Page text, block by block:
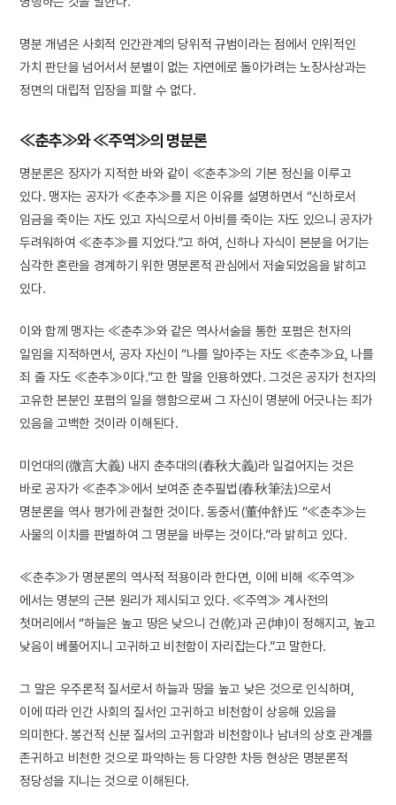
명분 개념은 사회적 인간관계의 당위적 규범이라는 점에서 인위적인
가치 판단을 넘어서서 분별이 없는 자연에로 돌아가려는 노장사상과는
정면의 대립적 입장을 피할 수 없다.
≪춘추≫와 ≪주역≫의 명분론
명분론은 장자가 지적한 바와 같이 ≪춘추≫의 기본 정신을 이루고
있다. 맹자는 공자가 ≪춘추≫를 지은 이유를 설명하면서 “신하로서
임금을 죽이는 자도 있고 자식으로서 아비를 죽이는 자도 있으니 공자가
두려워하여 ≪춘추≫를 지었다.”고 하여, 신하나 자식이 본분을 어기는
심각한 혼란을 경계하기 위한 명분론적 관심에서 저술되었음을 밝히고
있다.
이와 함께 맹자는 ≪춘추≫와 같은 역사서술을 통한 포폄은 천자의
일임을 지적하면서, 공자 자신이 “나를 알아주는 자도 ≪춘추≫요, 나를
죄 줄 자도 ≪춘추≫이다.”고 한 말을 인용하였다. 그것은 공자가 천자의
고유한 본분인 포폄의 일을 행함으로써 그 자신이 명분에 어긋나는 죄가
있음을 고백한 것이라 이해된다.
미언대의(微言大義) 내지 춘추대의(春秋大義)라 일컬어지는 것은
바로 공자가 ≪춘추≫에서 보여준 춘추필법(春秋筆法)으로서
명분론을 역사 평가에 관철한 것이다. 동중서(董仲舒)도 “≪춘추≫는
사물의 이치를 판별하여 그 명분을 바루는 것이다.”라 밝히고 있다.
≪춘추≫가 명분론의 역사적 적용이라 한다면, 이에 비해 ≪주역≫
에서는 명분의 근본 원리가 제시되고 있다. ≪주역≫ 계사전의
첫머리에서 “하늘은 높고 땅은 낮으니 건(乾)과 곤(坤)이 정해지고, 높고
낮음이 베풀어지니 고귀하고 비천함이 자리잡는다.”고 말한다.
그 말은 우주론적 질서로서 하늘과 땅을 높고 낮은 것으로 인식하며,
이에 따라 인간 사회의 질서인 고귀하고 비천함이 상응해 있음을
의미한다. 봉건적 신분 질서의 고귀함과 비천함이나 남녀의 상호 관계를
존귀하고 비천한 것으로 파악하는 등 다양한 차등 현상은 명분론적
정당성을 지니는 것으로 이해된다.